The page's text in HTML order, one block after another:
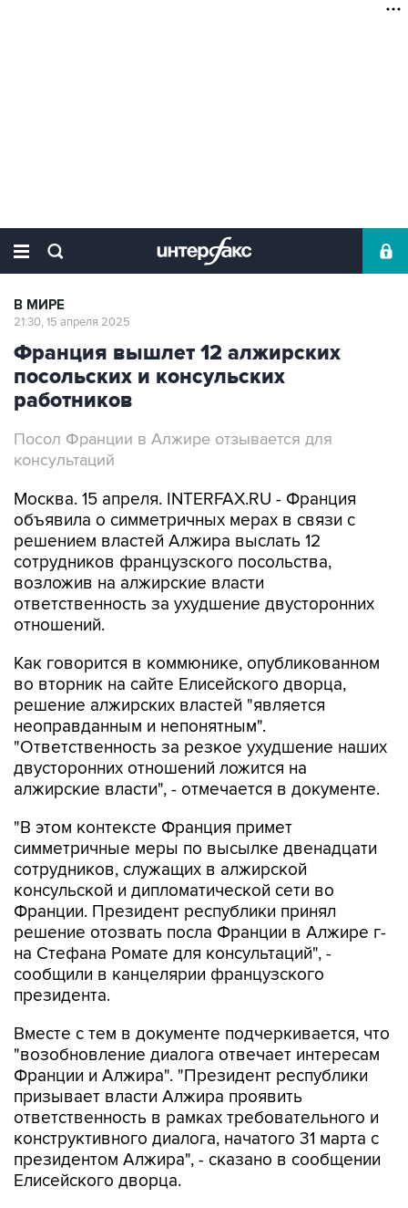
В МИРЕ
21:30, 15 апреля 2025
Франция вышлет 12 алжирских
посольских и консульских
работников
Посол Франции в Алжире отзывается для
консультаций
Москва. 15 апреля. INTERFAX.RU - Франция
объявила о симметричных мерах в связи с
решением властей Алжира выслать 12
сотрудников французского посольства,
возложив на алжирские власти
ответственность за ухудшение двусторонних
отношений.
Как говорится в коммюнике, опубликованном
во вторник на сайте Елисейского дворца,
решение алжирских властей "является
неоправданным и непонятным".
"Ответственность за резкое ухудшение наших
двусторонних отношений ложится на
алжирские власти", - отмечается в документе.
"В этом контексте Франция примет
симметричные меры по высылке двенадцати
сотрудников, служащих в алжирской
консульской и дипломатической сети во
Франции. Президент республики принял
решение отозвать посла Франции в Алжире г-
на Стефана Ромате для консультаций", -
сообщили в канцелярии французского
президента.
Вместе с тем в документе подчеркивается, что
"возобновление диалога отвечает интересам
Франции и Алжира". "Президент республики
призывает власти Алжира проявить
ответственность в рамках требовательного и
конструктивного диалога, начатого 31 марта с
президентом Алжира", - сказано в сообщении
Елисейского дворца.